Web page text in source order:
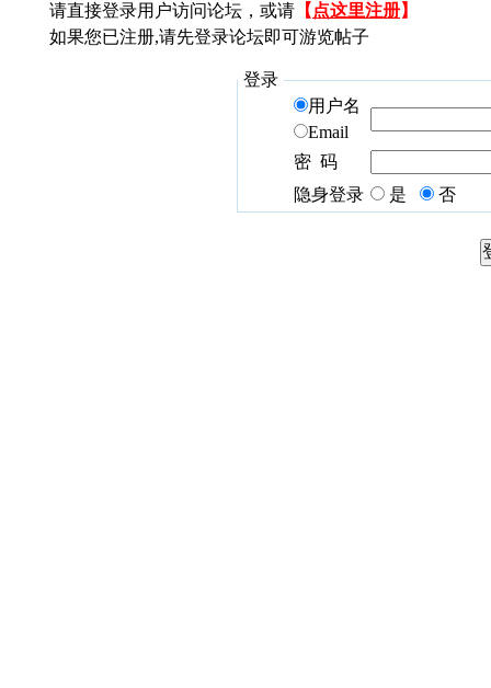
请直接登录用户访问论坛，或请 【 点这里注册】
如果您已注册,请先登录论坛即可游览帖子
登录
用户名
Email
密 码
隐身登录
是 否